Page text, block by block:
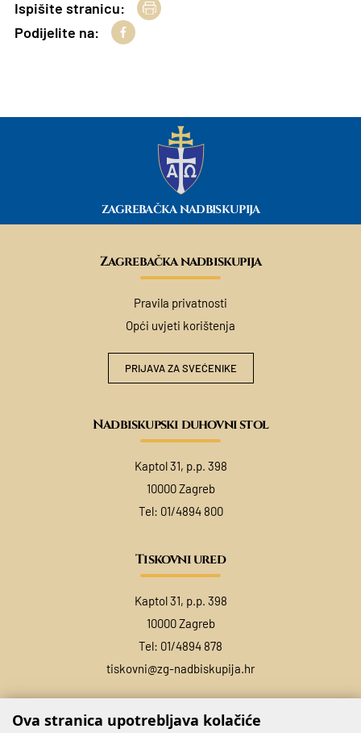
Ispišite stranicu:
Podijelite na:
ZAGREBAČKA NADBISKUPIJA
Zagrebačka nadbiskupija
Pravila privatnosti
Opći uvjeti korištenja
PRIJAVA ZA SVEĆENIKE
Nadbiskupski duhovni stol
Kaptol 31, p.p. 398
10000 Zagreb
Tel: 01/4894 800
Tiskovni ured
Kaptol 31, p.p. 398
10000 Zagreb
Tel: 01/4894 878
tiskovni@zg-nadbiskupija.hr
Ova stranica upotrebljava kolačiće